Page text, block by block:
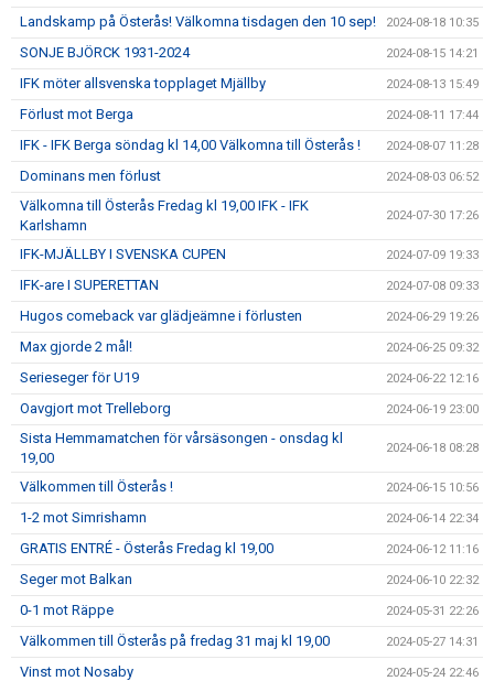
Landskamp på Österås! Välkomna tisdagen den 10 sep! 2024-08-18 10:35
SONJE BJÖRCK 1931-2024 2024-08-15 14:21
IFK möter allsvenska topplaget Mjällby 2024-08-13 15:49
Förlust mot Berga 2024-08-11 17:44
IFK - IFK Berga söndag kl 14,00 Välkomna till Österås ! 2024-08-07 11:28
Dominans men förlust 2024-08-03 06:52
Välkomna till Österås Fredag kl 19,00 IFK - IFK
Karlshamn
2024-07-30 17:26
IFK-MJÄLLBY I SVENSKA CUPEN 2024-07-09 19:33
IFK-are I SUPERETTAN 2024-07-08 09:33
Hugos comeback var glädjeämne i förlusten 2024-06-29 19:26
Max gjorde 2 mål! 2024-06-25 09:32
Serieseger för U19 2024-06-22 12:16
Oavgjort mot Trelleborg 2024-06-19 23:00
Sista Hemmamatchen för vårsäsongen - onsdag kl
19,00
2024-06-18 08:28
Välkommen till Österås ! 2024-06-15 10:56
1-2 mot Simrishamn 2024-06-14 22:34
GRATIS ENTRÉ - Österås Fredag kl 19,00 2024-06-12 11:16
Seger mot Balkan 2024-06-10 22:32
0-1 mot Räppe 2024-05-31 22:26
Välkommen till Österås på fredag 31 maj kl 19,00 2024-05-27 14:31
Vinst mot Nosaby 2024-05-24 22:46